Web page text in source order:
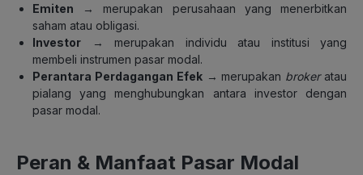
Emiten → merupakan perusahaan yang menerbitkan
saham atau obligasi.
Investor → merupakan individu atau institusi yang
membeli instrumen pasar modal.
Perantara Perdagangan Efek→ merupakan broker atau
pialang yang menghubungkan antara investor dengan
pasar modal.
Peran & Manfaat Pasar Modal